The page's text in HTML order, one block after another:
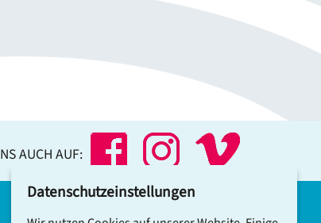
AUCH AUF:
Datenschutzeinstellungen